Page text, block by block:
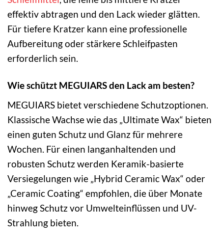
effektiv abtragen und den Lack wieder glätten.
Für tiefere Kratzer kann eine professionelle
Aufbereitung oder stärkere Schleifpasten
erforderlich sein.
Wie schützt MEGUIARS den Lack am besten?
MEGUIARS bietet verschiedene Schutzoptionen.
Klassische Wachse wie das „Ultimate Wax“ bieten
einen guten Schutz und Glanz für mehrere
Wochen. Für einen langanhaltenden und
robusten Schutz werden Keramik-basierte
Versiegelungen wie „Hybrid Ceramic Wax“ oder
„Ceramic Coating“ empfohlen, die über Monate
hinweg Schutz vor Umwelteinflüssen und UV-
Strahlung bieten.